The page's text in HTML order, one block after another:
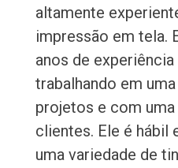
altamente
impressão em tela.
anos de experiência
trabalhando em
projetos e com
clientes. Ele é hábil
uma variedade de